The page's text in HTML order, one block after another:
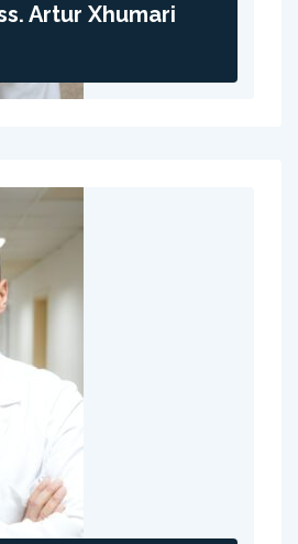
Artur Xhumari